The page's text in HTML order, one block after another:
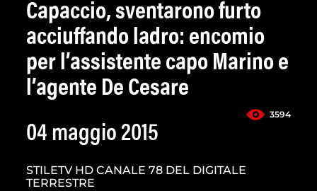
Capaccio, sventarono furto
acciuffando ladro: encomio
per l’assistente capo Marino e
l’agente De Cesare
3594
04 maggio 2015
STILETV HD CANALE 78 DEL DIGITALE
TERRESTRE